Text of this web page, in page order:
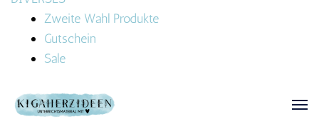
Zweite Wahl Produkte
Gutschein
Sale